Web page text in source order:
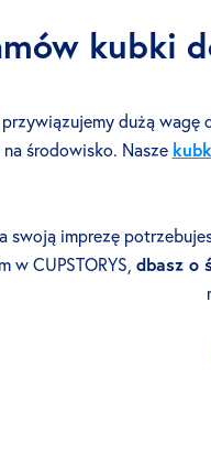
kubki
przywiązujemy dużą
środowisko. Nasze
swoją imprezę
w CUPSTORYS, dbasz o